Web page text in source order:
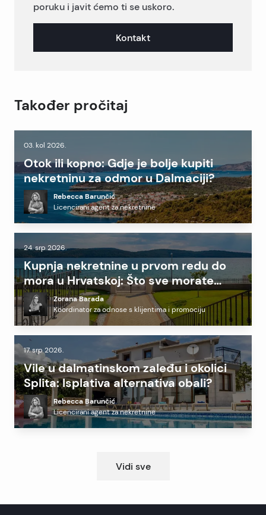
poruku i javit ćemo ti se uskoro.
Kontakt
Također pročitaj
03. kol 2026.
Otok ili kopno: Gdje je bolje kupiti
nekretninu za odmor u Dalmaciji?
Rebecca Barunčić
Licencirani agent za nekretnine
24. srp 2026.
Kupnja nekretnine u prvom redu do
mora u Hrvatskoj: Što sve morate
znati prije investicije?
Zorana Barada
Koordinator za odnose s klijentima i promociju
17. srp 2026.
Vile u dalmatinskom zaleđu i okolici
Splita: Isplativa alternativa obali?
Rebecca Barunčić
Licencirani agent za nekretnine
Vidi sve